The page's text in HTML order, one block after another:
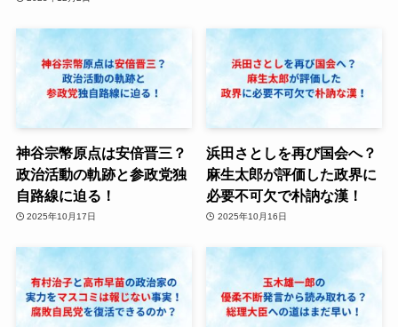
神谷宗幣原点は安倍晋三？
政治活動の軌跡と参政党独
自路線に迫る！
2025年10月17日
浜田さとしを再び国会へ？
麻生太郎が評価した政界に
必要不可欠で朴訥な漢！
2025年10月16日